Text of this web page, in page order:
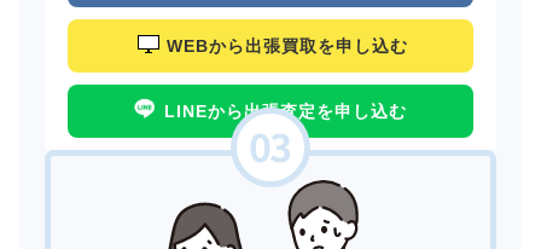
WEBから出張買取を申し込む
LINEから出張査定を申し込む